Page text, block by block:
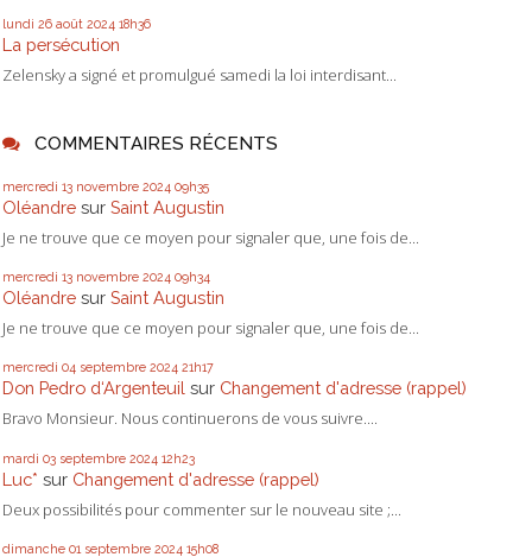
lundi 26 août 2024 18h36
La persécution
Zelensky a signé et promulgué samedi la loi interdisant...
COMMENTAIRES RÉCENTS
mercredi 13 novembre 2024 09h35
Oléandre sur Saint Augustin
Je ne trouve que ce moyen pour signaler que, une fois de...
mercredi 13 novembre 2024 09h34
Oléandre sur Saint Augustin
Je ne trouve que ce moyen pour signaler que, une fois de...
mercredi 04 septembre 2024 21h17
Don Pedro d‘Argenteuil sur Changement d'adresse (rappel)
Bravo Monsieur. Nous continuerons de vous suivre....
mardi 03 septembre 2024 12h23
Luc* sur Changement d'adresse (rappel)
Deux possibilités pour commenter sur le nouveau site ;...
dimanche 01 septembre 2024 15h08